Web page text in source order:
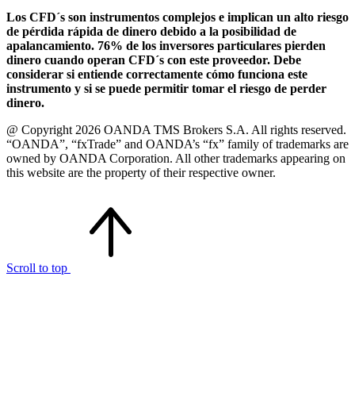
Los CFD´s son instrumentos complejos e implican un alto riesgo
de pérdida rápida de dinero debido a la posibilidad de
apalancamiento. 76% de los inversores particulares pierden
dinero cuando operan CFD´s con este proveedor. Debe
considerar si entiende correctamente cómo funciona este
instrumento y si se puede permitir tomar el riesgo de perder
dinero.
@ Copyright 2026 OANDA TMS Brokers S.A. All rights reserved.
“OANDA”, “fxTrade” and OANDA’s “fx” family of trademarks are
owned by OANDA Corporation. All other trademarks appearing on
this website are the property of their respective owner.
Scroll to top